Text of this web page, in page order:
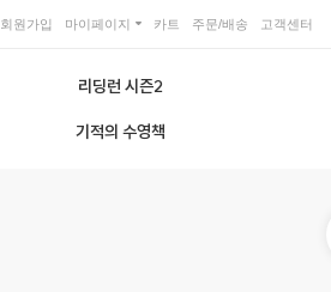
회원가입 마이페이지 카트 주문/배송 고객센터
리딩런 시즌2
기적의 수영책